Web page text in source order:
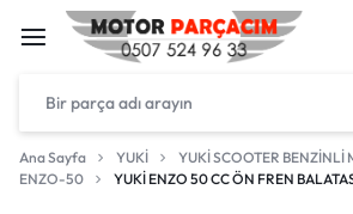
Ana Sayfa YUKİ
YUKİ SCOOTER BENZİNLİ
ENZO-50
YUKİ ENZO 50 CC ÖN FREN